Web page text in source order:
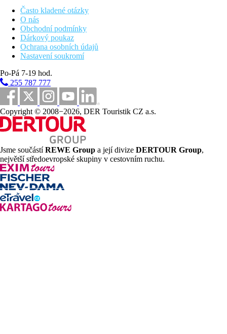
Pláž
Plážová dovolená
Bazény
Fotogalerie
Často kladené otázky
O nás
Obchodní podmínky
Dárkový poukaz
Ochrana osobních údajů
Nastavení soukromí
Po-Pá 7-19 hod.
255 787 777
Copyright © 2008−2026, DER Touristik CZ a.s.
Jsme součástíREWE Group a její divize DERTOUR Group,
největší středoevropské skupiny v cestovním ruchu.